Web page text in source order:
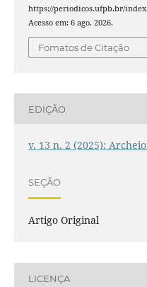
https://periodicos.ufpb.br/
Acesso em: 6 ago. 2026.
Fomatos de Citação
EDIÇÃO
v. 13 n. 2 (2025):
SEÇÃO
Artigo Original
LICENÇA